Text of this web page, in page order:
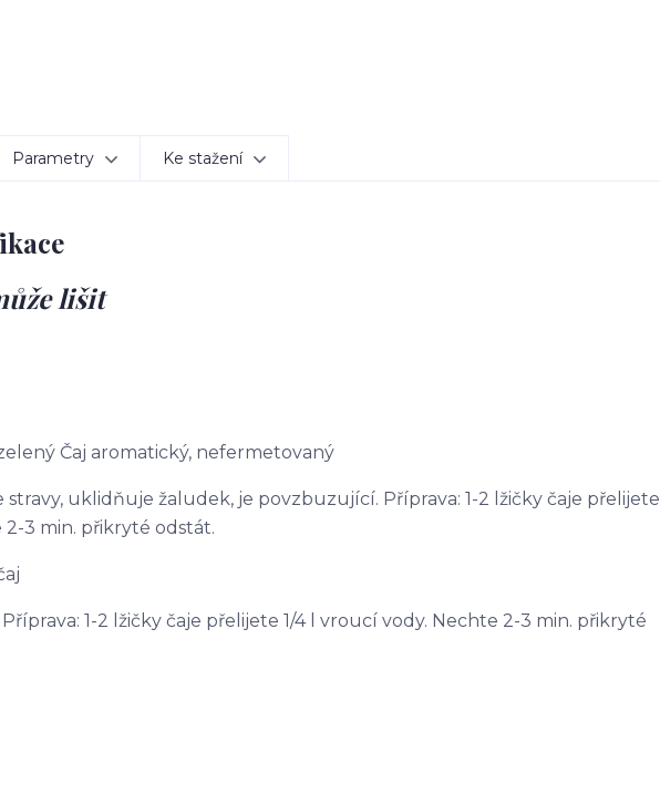
Parametry Ke stažení
lišit
Čaj aromatický, nefermetovaný
uklidňuje žaludek, je povzbuzující. Příprava: 1-2 lžičky čaje přelijete
3 min. přikryté odstát.
1-2 lžičky čaje přelijete 1/4 l vroucí vody. Nechte 2-3 min. přikryté